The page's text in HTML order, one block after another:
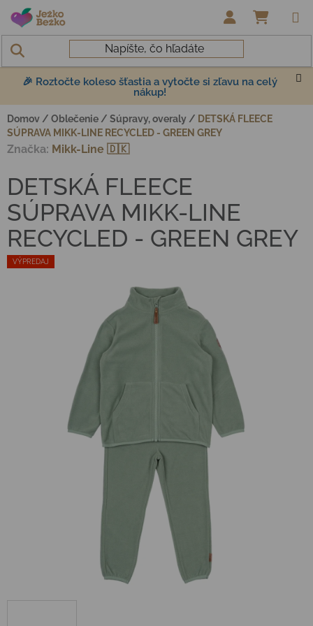
Prejsť na obsah
🎉 Roztočte koleso šťastia a vytočte si zľavu na celý
nákup!
Domov / Oblečenie / Súpravy, overaly / DETSKÁ FLEECE
SÚPRAVA MIKK-LINE RECYCLED - GREEN GREY
VÝPREDAJ
DETSKÁ FLEECE
SÚPRAVA MIKK-LINE
RECYCLED - GREEN GREY
Značka: Mikk-Line 🇩🇰